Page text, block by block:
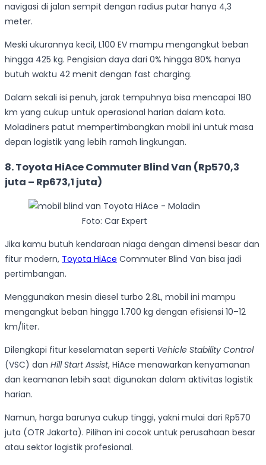
navigasi di jalan sempit dengan radius putar hanya 4,3
meter.
Meski ukurannya kecil, L100 EV mampu mengangkut beban
hingga 425 kg. Pengisian daya dari 0% hingga 80% hanya
butuh waktu 42 menit dengan fast charging.
Dalam sekali isi penuh, jarak tempuhnya bisa mencapai 180
km yang cukup untuk operasional harian dalam kota.
Moladiners patut mempertimbangkan mobil ini untuk masa
depan logistik yang lebih ramah lingkungan.
8. Toyota HiAce Commuter Blind Van (Rp570,3
juta – Rp673,1 juta)
Foto: Car Expert
Jika kamu butuh kendaraan niaga dengan dimensi besar dan
fitur modern, Toyota HiAce Commuter Blind Van bisa jadi
pertimbangan.
Menggunakan mesin diesel turbo 2.8L, mobil ini mampu
mengangkut beban hingga 1.700 kg dengan efisiensi 10–12
km/liter.
Dilengkapi fitur keselamatan seperti Vehicle Stability Control
(VSC) dan Hill Start Assist, HiAce menawarkan kenyamanan
dan keamanan lebih saat digunakan dalam aktivitas logistik
harian.
Namun, harga barunya cukup tinggi, yakni mulai dari Rp570
juta (OTR Jakarta). Pilihan ini cocok untuk perusahaan besar
atau sektor logistik profesional.